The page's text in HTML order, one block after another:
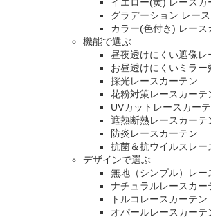
イエロー(黄) レースカ
グラデーション レー
カラー(色付き) レース
機能で選ぶ
昼夜透けにくい遮像レ
お昼透けにくいミラ
採光レースカーテン
花粉対策レースカーテ
UVカットレースカー
遮熱断熱レースカーテ
防炎レースカーテン
抗菌＆抗ウイルスレー
デザインで選ぶ
無地（シンプル）レー
ナチュラルレースカー
トルコレースカーテン
オパールレースカーテ